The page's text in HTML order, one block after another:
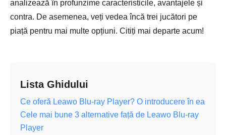
analizează în profunzime caracteristicile, avantajele și
contra. De asemenea, veți vedea încă trei jucători pe
piață pentru mai multe opțiuni. Citiți mai departe acum!
Lista Ghidului
Ce oferă Leawo Blu-ray Player? O introducere în ea
Cele mai bune 3 alternative față de Leawo Blu-ray
Player